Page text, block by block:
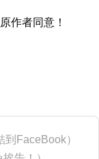
作者同意！
到FaceBook）